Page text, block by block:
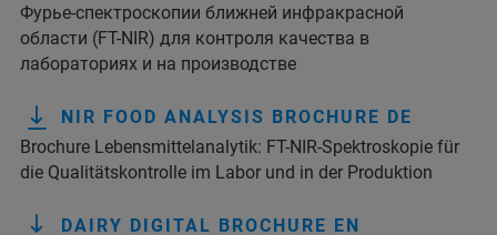
Фурье-спектроскопии ближней инфракрасной
области (FT-NIR) для контроля качества в
лабораториях и на производстве
NIR FOOD ANALYSIS BROCHURE DE
Brochure Lebensmittelanalytik: FT-NIR-Spektroskopie für
die Qualitätskontrolle im Labor und in der Produktion
DAIRY DIGITAL BROCHURE EN